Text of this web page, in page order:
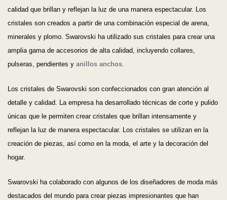
calidad que brillan y reflejan la luz de una manera espectacular. Los
cristales son creados a partir de una combinación especial de arena,
minerales y plomo. Swarovski ha utilizado sus cristales para crear una
amplia gama de accesorios de alta calidad, incluyendo collares,
pulseras, pendientes y anillos anchos
Los cristales de Swarovski son confeccionados con gran atención al
detalle y calidad. La empresa ha desarrollado técnicas de corte y pulido
únicas que le permiten crear cristales que brillan intensamente y
reflejan la luz de manera espectacular. Los cristales se utilizan en la
creación de piezas, así como en la moda, el arte y la decoración del
hogar.
Swarovski ha colaborado con algunos de los diseñadores de moda más
destacados del mundo para crear piezas impresionantes que han